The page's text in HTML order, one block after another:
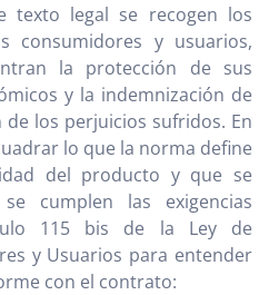
texto legal se recogen los
consumidores y usuarios,
la protección de sus
y la indemnización de
los perjuicios sufridos. En
lo que la norma define
del producto y que se
cumplen las exigencias
115 bis de la Ley de
y Usuarios para entender
con el contrato: